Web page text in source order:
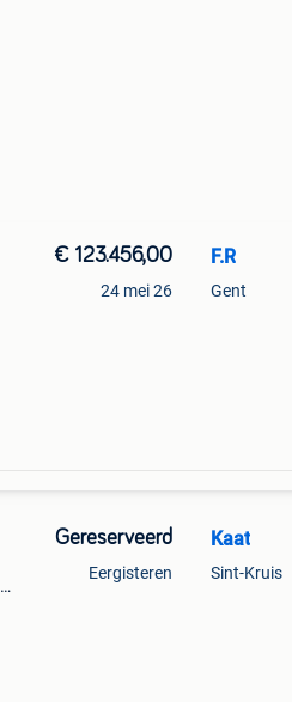
€ 123.456,00
24 mei 26
F.R
Gent
Gereserveerd
Eergisteren
Kaat
Sint-Kruis